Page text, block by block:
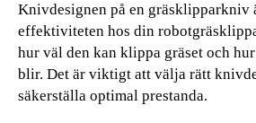
Knivdesignen på en gräsklipparkniv
effektiviteten hos din
hur väl den kan klippa gräset och
blir. Det är viktigt att välja rätt
säkerställa optimal prestanda.